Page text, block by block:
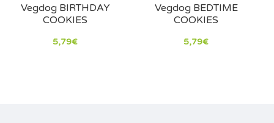
Vegdog BIRTHDAY
COOKIES
5,79€
Vegdog BEDTIME
COOKIES
5,79€